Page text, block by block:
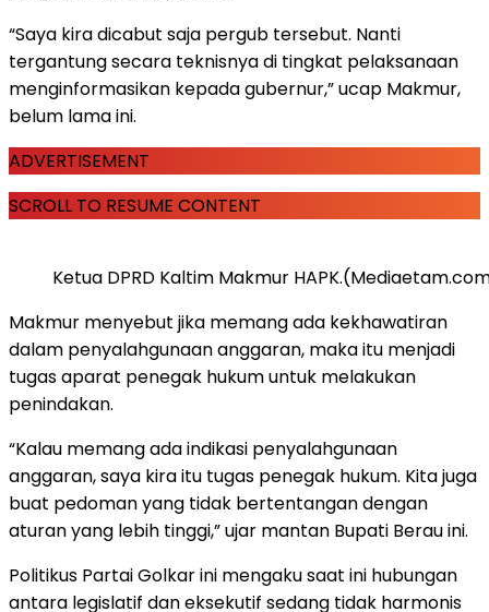
“Saya kira dicabut saja pergub tersebut. Nanti
tergantung secara teknisnya di tingkat pelaksanaan
menginformasikan kepada gubernur,” ucap Makmur,
belum lama ini.
ADVERTISEMENT
SCROLL TO RESUME CONTENT
Ketua DPRD Kaltim Makmur
Makmur menyebut jika memang ada kekhawatiran
dalam penyalahgunaan anggaran, maka itu menjadi
tugas aparat penegak hukum untuk melakukan
penindakan.
“Kalau memang ada indikasi penyalahgunaan
anggaran, saya kira itu tugas penegak hukum. Kita juga
buat pedoman yang tidak bertentangan dengan
aturan yang lebih tinggi,” ujar mantan Bupati Berau ini.
Politikus Partai Golkar ini mengaku saat ini hubungan
antara legislatif dan eksekutif sedang tidak harmonis